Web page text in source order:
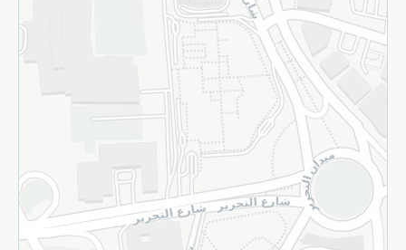
سياسة الخصوصية
قم بالتسجيل للنشرة